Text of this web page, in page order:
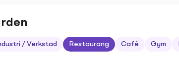
/ Verkstad Restaurang Café Gym